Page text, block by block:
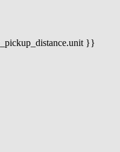
}}